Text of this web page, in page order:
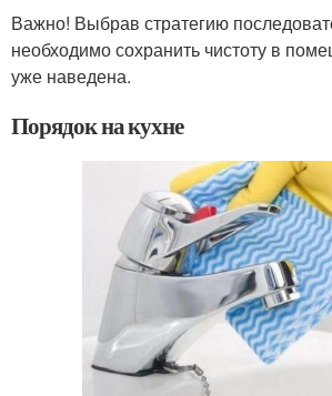
Важно! Выбрав стратегию
необходимо сохранить чистоту в
уже наведена.
Порядок на кухне